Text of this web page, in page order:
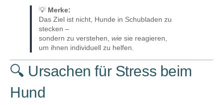
💡 Merke:
Das Ziel ist nicht, Hunde in Schubladen zu
stecken –
sondern zu verstehen, wie sie reagieren,
um ihnen individuell zu helfen.
🔍 Ursachen für Stress beim
Hund